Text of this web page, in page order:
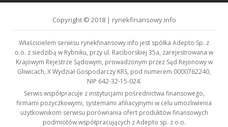
Copyright © 2018 | rynekfinansowy.info
Właścicielem serwisu rynekfinansowy.info jest spółka Adepto Sp. z
o.o. z siedzibą w Rybniku, przy ul. Raciborskiej 35a, zarejestrowana w
Krajowym Rejestrze Sądowym, prowadzonym przez Sąd Rejonowy w
Gliwicach, X Wydział Gospodarczy KRS, pod numerem 0000762240,
NIP 642-32-15-024.
Serwis współpracuje z instytucjami pośrednictwa finansowego,
firmami pożyczkowymi, systemami afiliacyjnymi w celu umożliwienia
użytkownikom serwisu porównania ofert produktów finansowych
podmiotów współpracujących z Adepto sp. z o.o.